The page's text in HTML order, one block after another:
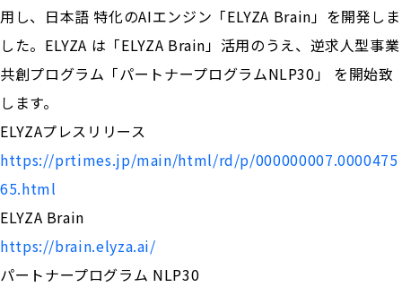
用し、日本語 特化のAIエンジン「ELYZA Brain」を開発しま
した。ELYZA は「ELYZA Brain」活用のうえ、逆求人型事業
共創プログラム「パートナープログラムNLP30」 を開始致
します。
ELYZAプレスリリース
https://prtimes.jp/main/html/rd/p/000000007.0000475
65.html
ELYZA Brain
https://brain.elyza.ai/
パートナープログラム NLP30